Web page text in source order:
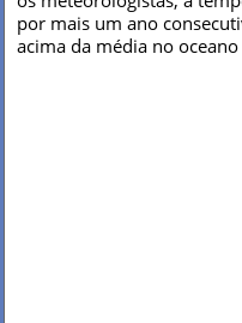
por mais um ano
acima da média no